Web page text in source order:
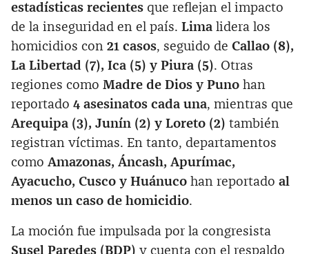
estadísticas recientes que reflejan el impacto
de la inseguridad en el país. Lima lidera los
homicidios con 21 casos, seguido de Callao (8),
La Libertad (7), Ica (5) y Piura (5). Otras
regiones como Madre de Dios y Puno han
reportado 4 asesinatos cada una, mientras que
Arequipa (3), Junín (2) y Loreto (2) también
registran víctimas. En tanto, departamentos
como Amazonas, Áncash, Apurímac,
Ayacucho, Cusco y Huánuco han reportado al
menos un caso de homicidio.
La moción fue impulsada por la congresista
Susel Paredes (BDP) y cuenta con el respaldo